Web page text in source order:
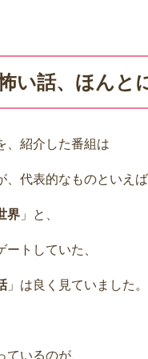
い話、ほんと
、紹介した番組は
、代表的なものといえば
界 」と、
トしていた、
」は良く見ていました。
いるのが、